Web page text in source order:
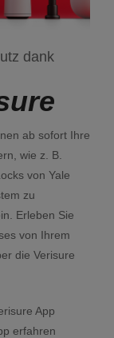
dank
ab sofort Ihre
wie z. B.
von Yale
zu
Erleben Sie
von Ihrem
die Verisure
App
erfahren